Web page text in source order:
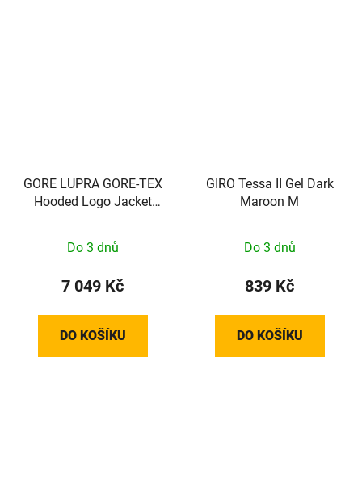
GORE LUPRA GORE-TEX
Hooded Logo Jacket
Do 3 dnů
7 049 Kč
DO KOŠÍKU
GIRO Tessa II Gel Dark
Maroon M
Do 3 dnů
839 Kč
DO KOŠÍKU